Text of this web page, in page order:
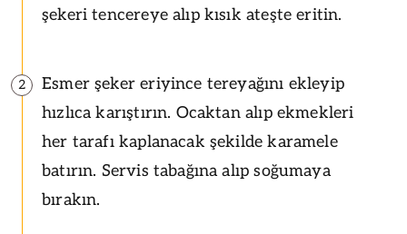
şekeri tencereye alıp kısık ateşte eritin.
2
Esmer şeker eriyince tereyağını ekleyip
hızlıca karıştırın. Ocaktan alıp ekmekleri
her tarafı kaplanacak şekilde karamele
batırın. Servis tabağına alıp soğumaya
bırakın.